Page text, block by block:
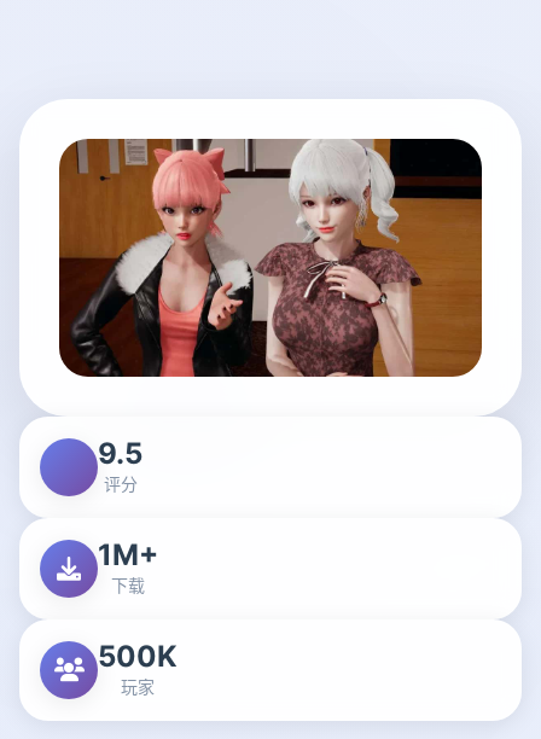
9.5
评分
1M+
下载
500K
玩家